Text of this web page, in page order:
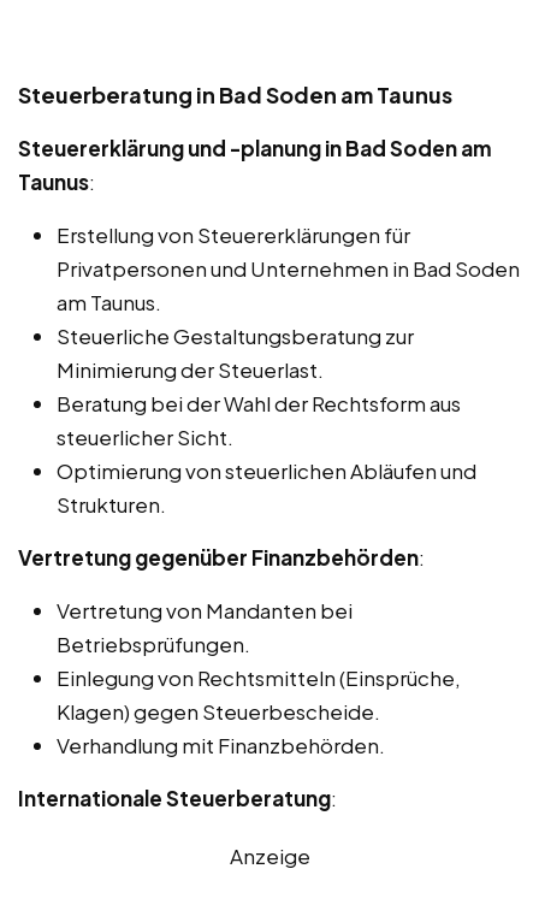
Steuerberatung in Bad Soden am Taunus
Steuererklärung und -planung in Bad Soden am
Taunus:
Erstellung von Steuererklärungen für
Privatpersonen und Unternehmen in Bad Soden
am Taunus.
Steuerliche Gestaltungsberatung zur
Minimierung der Steuerlast.
Beratung bei der Wahl der Rechtsform aus
steuerlicher Sicht.
Optimierung von steuerlichen Abläufen und
Strukturen.
Vertretung gegenüber Finanzbehörden:
Vertretung von Mandanten bei
Betriebsprüfungen.
Einlegung von Rechtsmitteln (Einsprüche,
Klagen) gegen Steuerbescheide.
Verhandlung mit Finanzbehörden.
Internationale Steuerberatung:
Anzeige